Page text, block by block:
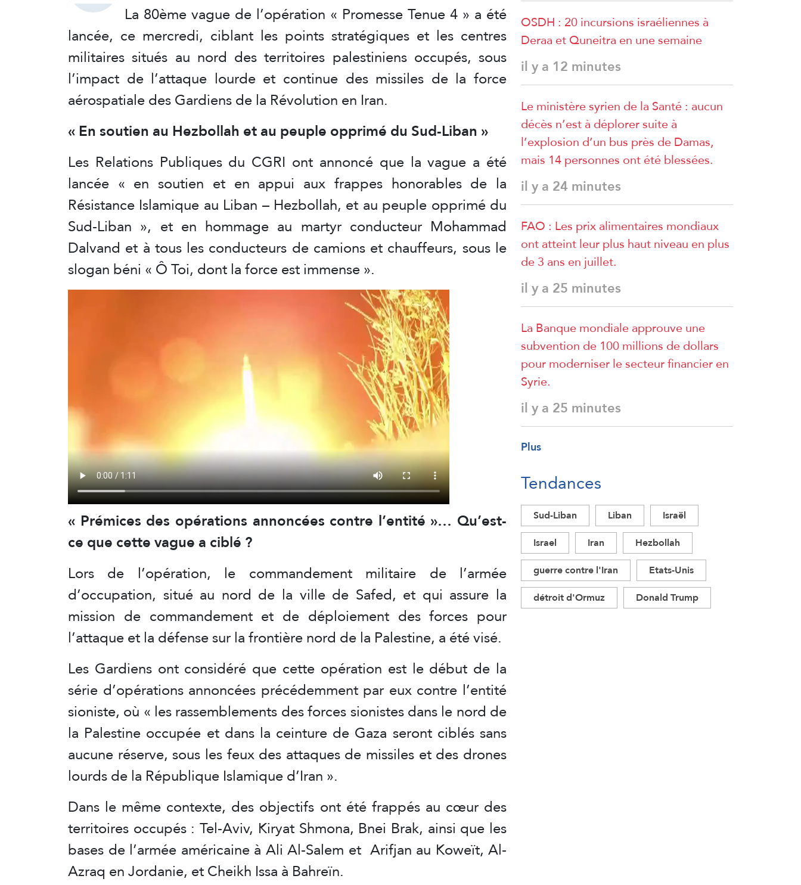
La 80ème vague de l’opération « Promesse Tenue 4 » a été
lancée, ce mercredi, ciblant les points stratégiques et les centres
militaires situés au nord des territoires palestiniens occupés, sous
l’impact de l’attaque lourde et continue des missiles de la force
aérospatiale des Gardiens de la Révolution en Iran.
« En soutien au Hezbollah et au peuple opprimé du Sud-Liban »
Les Relations Publiques du CGRI ont annoncé que la vague a été
lancée « en soutien et en appui aux frappes honorables de la
Résistance Islamique au Liban – Hezbollah, et au peuple opprimé du
Sud-Liban », et en hommage au martyr conducteur Mohammad
Dalvand et à tous les conducteurs de camions et chauffeurs, sous le
slogan béni « Ô Toi, dont la force est immense ».
« Prémices des opérations annoncées contre l’entité »… Qu’est-
ce que cette vague a ciblé ?
Lors de l’opération, le commandement militaire de l’armée
d’occupation, situé au nord de la ville de Safed, et qui assure la
mission de commandement et de déploiement des forces pour
l’attaque et la défense sur la frontière nord de la Palestine, a été visé.
Les Gardiens ont considéré que cette opération est le début de la
série d’opérations annoncées précédemment par eux contre l’entité
sioniste, où « les rassemblements des forces sionistes dans le nord de
la Palestine occupée et dans la ceinture de Gaza seront ciblés sans
aucune réserve, sous les feux des attaques de missiles et des drones
lourds de la République Islamique d’Iran ».
Dans le même contexte, des objectifs ont été frappés au cœur des
territoires occupés : Tel-Aviv, Kiryat Shmona, Bnei Brak, ainsi que les
bases de l’armée américaine à Ali Al-Salem et Arifjan au Koweït, Al-
Azraq en Jordanie, et Cheikh Issa à Bahreïn.
OSDH : 20 incursions israéliennes à
Deraa et Quneitra en une semaine
il y a 12 minutes
Le ministère syrien de la Santé : aucun
décès n’est à déplorer suite à
l’explosion d’un bus près de Damas,
mais 14 personnes ont été blessées.
il y a 24 minutes
FAO : Les prix alimentaires mondiaux
ont atteint leur plus haut niveau en plus
de 3 ans en juillet.
il y a 25 minutes
La Banque mondiale approuve une
subvention de 100 millions de dollars
pour moderniser le secteur financier en
Syrie.
il y a 25 minutes
Plus
Tendances
Sud-Liban Liban
Israël
Israel
Iran
Hezbollah
guerre contre l'Iran
Etats-Unis
détroit d'Ormuz
Donald Trump